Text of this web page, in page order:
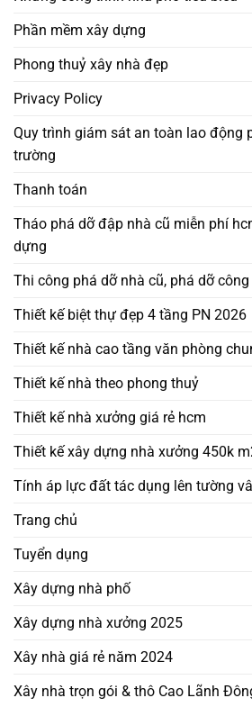
Phần mềm xây dựng
Phong thuỷ xây nhà đẹp
Privacy Policy
Quy trình giám sát an toàn lao động
trường
Thanh toán
Tháo phá dỡ đập nhà cũ miễn phí
dựng
Thi công phá dỡ nhà cũ, phá dỡ
Thiết kế biệt thự đẹp 4 tầng PN 2026
Thiết kế nhà cao tầng văn phòng
Thiết kế nhà theo phong thuỷ
Thiết kế nhà xưởng giá rẻ hcm
Thiết kế xây dựng nhà xưởng 450k
Tính áp lực đất tác dụng lên tường
Trang chủ
Tuyển dụng
Xây dựng nhà phố
Xây dựng nhà xưởng 2025
Xây nhà giá rẻ năm 2024
Xây nhà trọn gói & thô Cao Lãnh